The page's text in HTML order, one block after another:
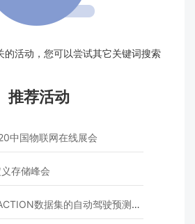
的活动，您可以尝试其它关键词搜索
推荐活动
中国物联网在线展会
存储峰会
数据集的自动驾驶预测模型挑战赛